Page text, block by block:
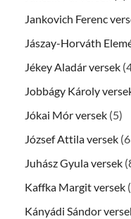
Jankovich Ferenc
Jászay-Horváth
Jékey Aladár versek
Jobbágy Károly
Jókai Mór versek (5)
József Attila versek
Juhász Gyula versek
Kaffka Margit versek
Kányádi Sándor